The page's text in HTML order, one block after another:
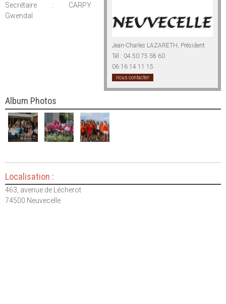
Jean-Charles LAZARETH, Président
Tél : 04 50 75 58 60
06 16 14 11 15
nous contacter
Secrétaire : CARPY
Gwendal
Album Photos
Localisation :
463, avenue de Lécherot
74500 Neuvecelle